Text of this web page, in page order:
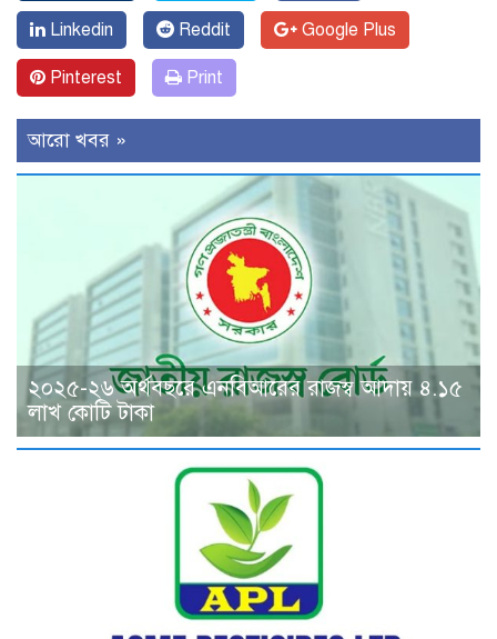
Linkedin Reddit Google Plus
Pinterest Print
আরো খবর »
২০২৫-২৬ অর্থবছরে এনবিআরের রাজস্ব আদায় ৪.১৫
লাখ কোটি টাকা